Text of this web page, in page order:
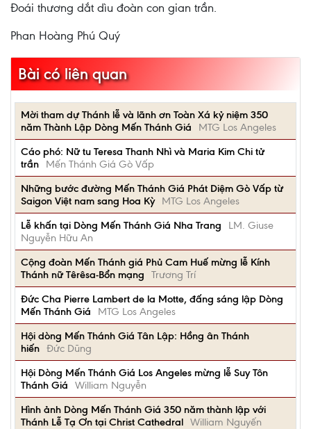
Đoái thương dắt dìu đoàn con gian trần.
Phan Hoàng Phú Quý
Bài có liên quan
Mời tham dự Thánh lễ và lãnh ơn Toàn Xá kỷ niệm 350
năm Thành Lập Dòng Mến Thánh Giá
MTG Los Angeles
Cáo phó: Nữ tu Teresa Thanh Nhì và Maria Kim Chi tử
trần
Mến Thánh Giá Gò Vấp
Những bước đường Mến Thánh Giá Phát Diệm Gò Vấp từ
Saigon Việt nam sang Hoa Kỳ
MTG Los Angeles
Lễ khấn tại Dòng Mến Thánh Giá Nha Trang
LM. Giuse
Nguyễn Hữu An
Cộng đoàn Mến Thánh giá Phủ Cam Huế mừng lễ Kính
Thánh nữ Têrêsa-Bổn mạng
Trương Trí
Đức Cha Pierre Lambert de la Motte, đấng sáng lập Dòng
Mến Thánh Giá
MTG Los Angeles
Hội dòng Mến Thánh Giá Tân Lập: Hồng ân Thánh
hiến Đức Dũng
Hội Dòng Mến Thánh Giá Los Angeles mừng lễ Suy Tôn
Thánh Giá
William Nguyễn
Hình ảnh Dòng Mến Thánh Giá 350 năm thành lập với
Thánh Lễ Tạ Ơn tại Christ Cathedral William Nguyến